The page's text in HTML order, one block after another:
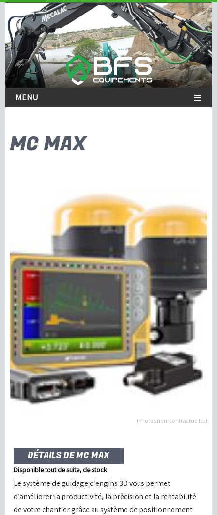
MENU
MC MAX
(Photos non-contractuelles)
DÉTAILS DE MC MAX
Disponible tout de suite, de stock
Le système de guidage d’engins 3D vous permet
d’améliorer la productivité, la précision et la rentabilité
de votre chantier grâce au système de positionnement